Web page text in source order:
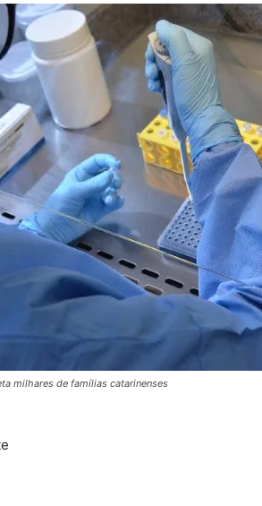
milhares de famílias catarinenses